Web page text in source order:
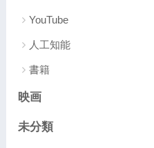
YouTube
人工知能
書籍
映画
未分類